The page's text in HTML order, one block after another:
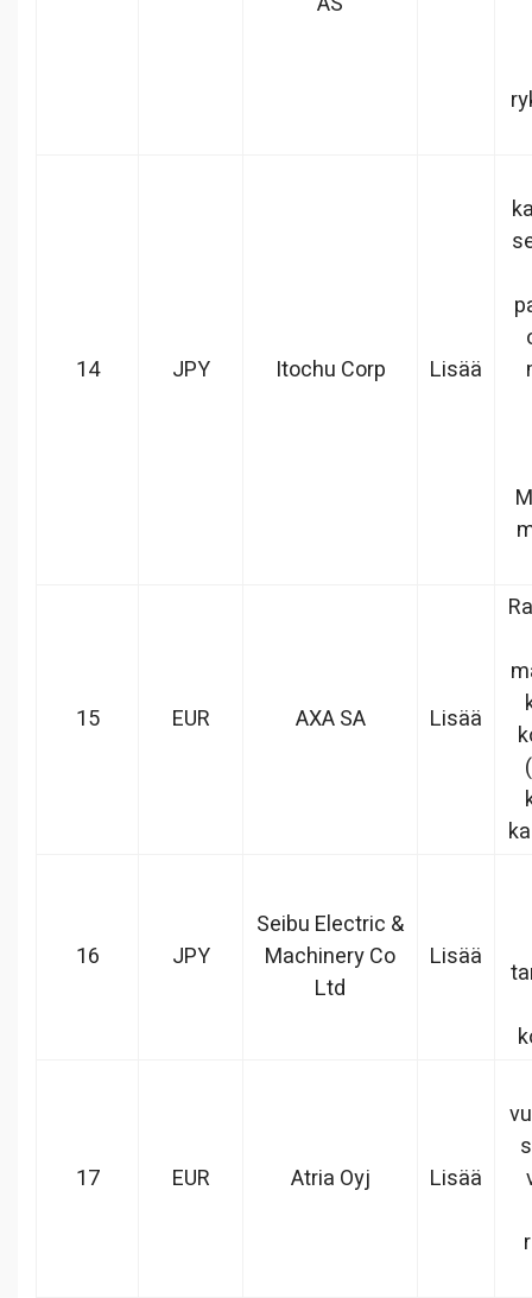
14 JPY Itochu Corp Lisää
15 EUR AXA SA Lisää
16 JPY
Seibu Electric &
Machinery Co
Ltd
Lisää
17 EUR Atria Oyj Lisää